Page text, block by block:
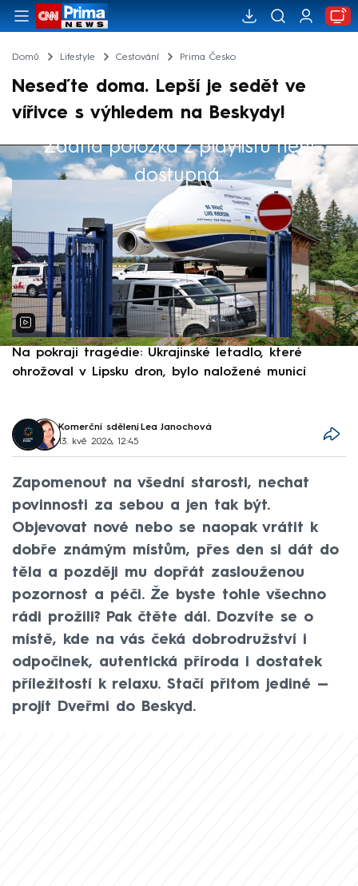
Domů Lifestyle Cestování Prima Česko
Neseďte doma. Lepší je sedět ve
vířivce s výhledem na Beskydy!
Žádná položka z playlistu není
dostupná.
Výběr redakce
Na pokraji tragédie: Ukrajinské letadlo, které
ohrožoval v Lipsku dron, bylo naložené municí
Komerční sdělení, Lea Janochová
13. kvě 2026, 12:45
Zapomenout na všední starosti, nechat
povinnosti za sebou a jen tak být.
Objevovat nové nebo se naopak vrátit k
dobře známým místům, přes den si dát do
těla a později mu dopřát zaslouženou
pozornost a péči. Že byste tohle všechno
rádi prožili? Pak čtěte dál. Dozvíte se o
místě, kde na vás čeká dobrodružství i
odpočinek, autentická příroda i dostatek
příležitostí k relaxu. Stačí přitom jediné —
projít Dveřmi do Beskyd.